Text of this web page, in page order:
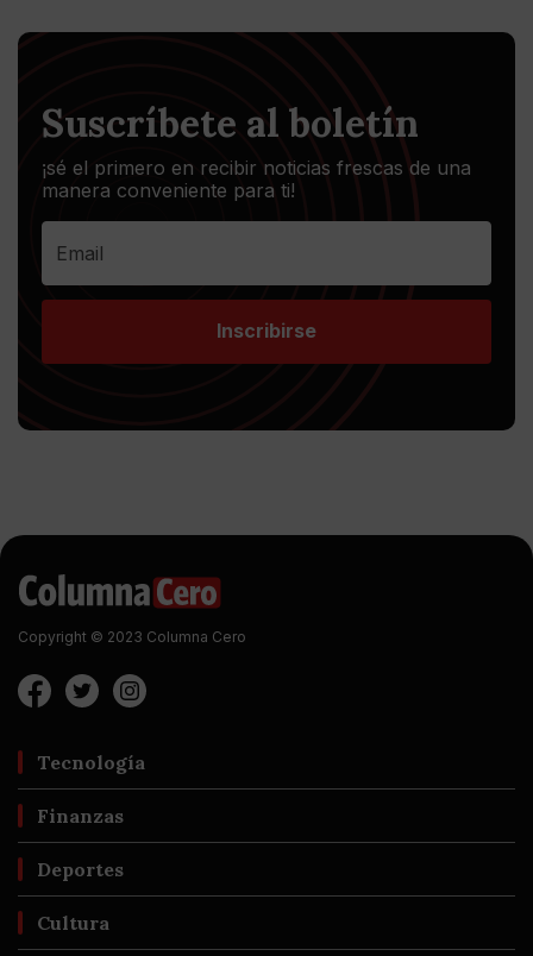
Suscríbete al boletín
¡sé el primero en recibir noticias frescas de una
manera conveniente para ti!
Inscribirse
Copyright © 2023 Columna Cero
Tecnología
Finanzas
Deportes
Cultura